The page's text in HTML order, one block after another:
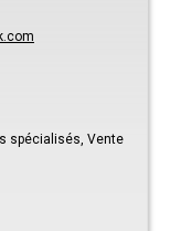
spécialisés, Vente